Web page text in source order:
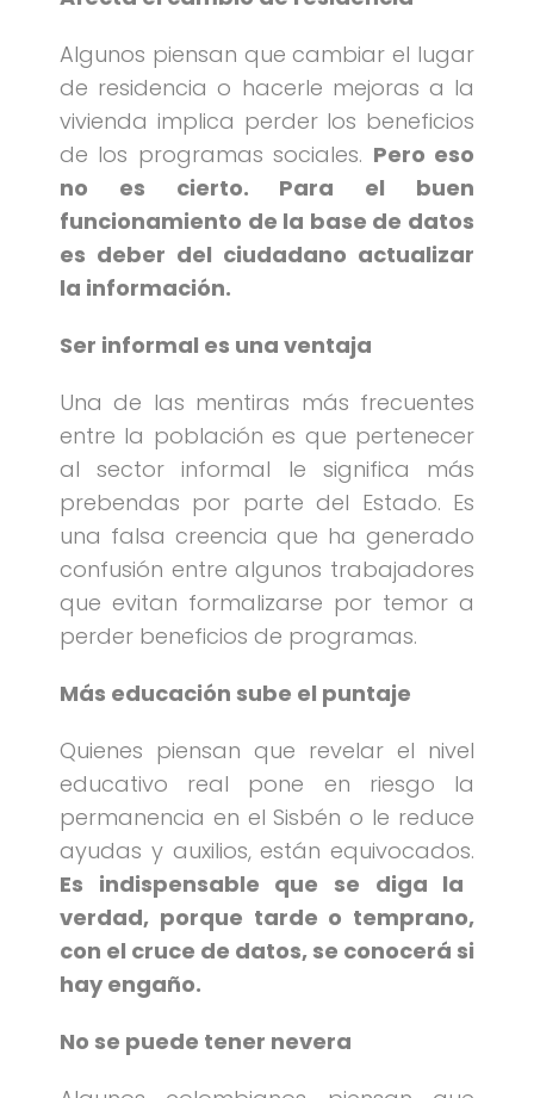
Algunos piensan que cambiar el lugar
de residencia o hacerle mejoras a la
vivienda implica perder los beneficios
de los programas sociales. Pero eso
no es cierto. Para el buen
funcionamiento de la base de datos
es deber del ciudadano actualizar
la información.
Ser informal es una ventaja
Una de las mentiras más frecuentes
entre la población es que pertenecer
al sector informal le significa más
prebendas por parte del Estado. Es
una falsa creencia que ha generado
confusión entre algunos trabajadores
que evitan formalizarse por temor a
perder beneficios de programas.
Más educación sube el puntaje
Quienes piensan que revelar el nivel
educativo real pone en riesgo la
permanencia en el Sisbén o le reduce
ayudas y auxilios, están equivocados.
Es indispensable que se diga la
verdad, porque tarde o temprano,
con el cruce de datos, se conocerá si
hay engaño.
No se puede tener nevera